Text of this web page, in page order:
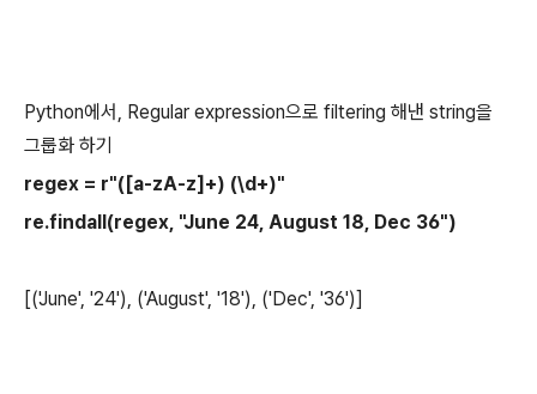
Python에서, Regular expression으로 filtering 해낸 string을
그룹화 하기
regex = r"([a-zA-z]+) (\d+)"
re.findall(regex, "June 24, August 18, Dec 36")
[('June', '24'), ('August', '18'), ('Dec', '36')]